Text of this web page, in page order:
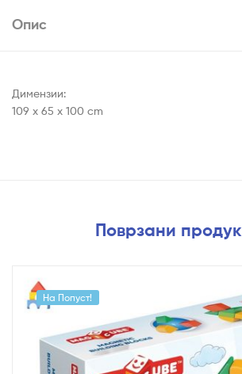
Опис
Димензии:
‎109 x 65 x 100 cm
Поврзани
На Попуст!